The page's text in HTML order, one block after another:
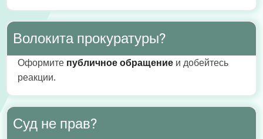
Волокита прокуратуры?
Оформите публичное обращение и добейтесь
реакции.
Суд не прав?